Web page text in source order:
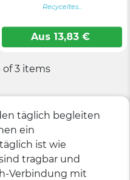
Recyceltes...
Aus 13,83 €
of 3 items
täglich begleiten
ein
ist wie
tragbar und
Verbindung mit